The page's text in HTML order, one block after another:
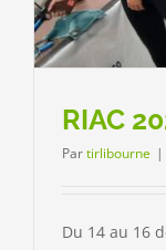
RIAC
Partirlibourne |
Du 14 au 16